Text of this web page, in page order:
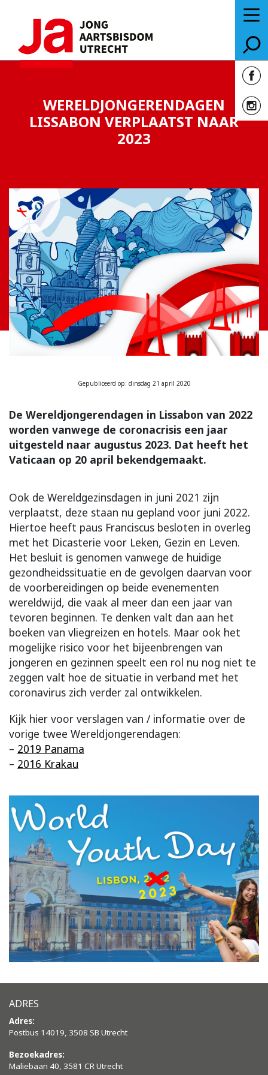
WERELDJONGERENDAGEN
LISSABON VERPLAATST NAAR
2023
Gepubliceerd op: dinsdag 21 april 2020
De Wereldjongerendagen in Lissabon van 2022
worden vanwege de coronacrisis een jaar
uitgesteld naar augustus 2023. Dat heeft het
Vaticaan op 20 april bekendgemaakt.
Ook de Wereldgezinsdagen in juni 2021 zijn
verplaatst, deze staan nu gepland voor juni 2022.
Hiertoe heeft paus Franciscus besloten in overleg
met het Dicasterie voor Leken, Gezin en Leven.
Het besluit is genomen vanwege de huidige
gezondheidssituatie en de gevolgen daarvan voor
de voorbereidingen op beide evenementen
wereldwijd, die vaak al meer dan een jaar van
tevoren beginnen. Te denken valt dan aan het
boeken van vliegreizen en hotels. Maar ook het
mogelijke risico voor het bijeenbrengen van
jongeren en gezinnen speelt een rol nu nog niet te
zeggen valt hoe de situatie in verband met het
coronavirus zich verder zal ontwikkelen.
Kijk hier voor verslagen van / informatie over de
vorige twee Wereldjongerendagen:
– 2019 Panama
– 2016 Krakau
ADRES
Adres:
Postbus 14019, 3508 SB Utrecht
Bezoekadres:
Maliebaan 40, 3581 CR Utrecht